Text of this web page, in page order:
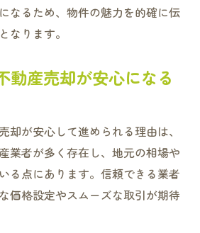
選ばれる会社のチェックポイ
し納得条件へ導くには
動産売却価格の決め方とは
た不動産売却のリスクに注意
較する不動産売却の利点
が交渉を有利に進める理由
やすい失敗事例と注意点
なるため、物件の魅力を的確に伝
なります。
動産売却が安心になる
却が安心して進められる理由は、
業者が多く存在し、地元の相場や
る点にあります。信頼できる業者
価格設定やスムーズな取引が期待